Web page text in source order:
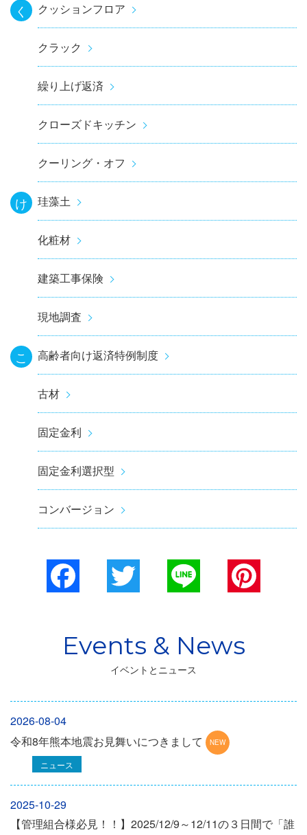
く クッションフロア
クラック
繰り上げ返済
クローズドキッチン
クーリング・オフ
け 珪藻土
化粧材
建築工事保険
現地調査
こ 高齢者向け返済特例制度
古材
固定金利
固定金利選択型
コンバージョン
Facebook
イベントとニュース
2026-08-04
令和8年熊本地震お見舞いにつきまして
ニュース
2025-10-29
【管理組合様必見！！】2025/12/9～12/11の３日間で「誰